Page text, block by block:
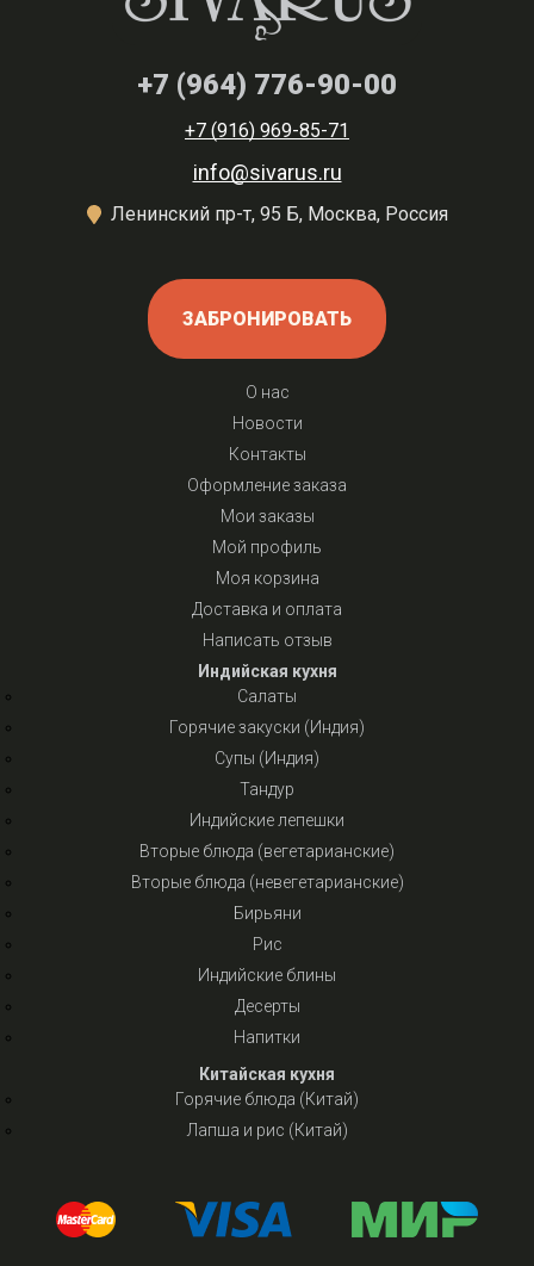
+7 (964) 776-90-00
+7 (916) 969-85-71
info@sivarus.ru
Ленинский пр-т, 95 Б, Москва, Россия
ЗАБРОНИРОВАТЬ
О нас
Новости
Контакты
Оформление заказа
Мои заказы
Мой профиль
Моя корзина
Доставка и оплата
Написать отзыв
Индийская кухня
Салаты
Горячие закуски (Индия)
Супы (Индия)
Тандур
Индийские лепешки
Вторые блюда (вегетарианские)
Вторые блюда (невегетарианские)
Бирьяни
Рис
Индийские блины
Десерты
Напитки
Китайская кухня
Горячие блюда (Китай)
Лапша и рис (Китай)